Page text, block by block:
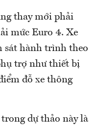
thay mới phải
mức Euro 4. Xe
sát hành trình theo
trợ như thiết bị
đỗ xe thông
dự thảo này là